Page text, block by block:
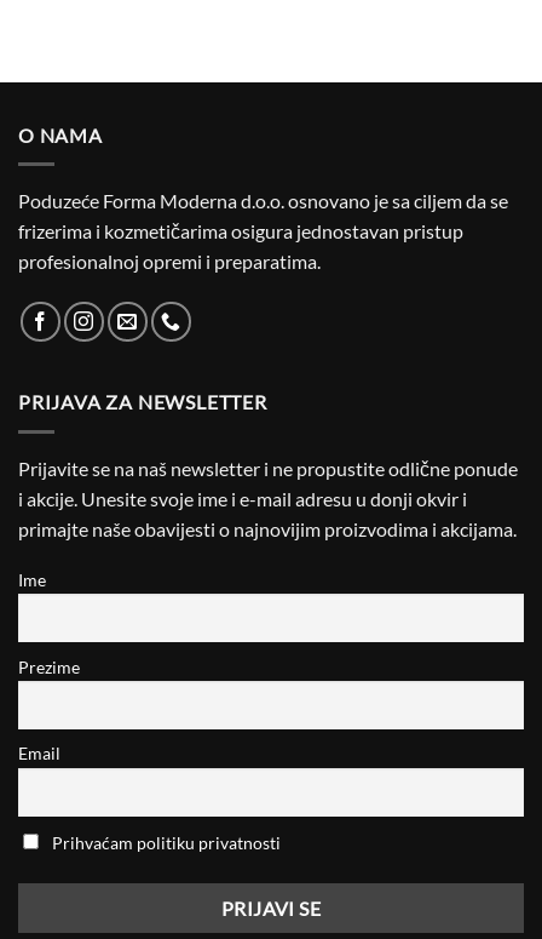
O NAMA
Poduzeće Forma Moderna d.o.o. osnovano je sa ciljem da se
frizerima i kozmetičarima osigura jednostavan pristup
profesionalnoj opremi i preparatima.
PRIJAVA ZA NEWSLETTER
Prijavite se na naš newsletter i ne propustite odlične ponude
i akcije. Unesite svoje ime i e-mail adresu u donji okvir i
primajte naše obavijesti o najnovijim proizvodima i akcijama.
Ime
Prezime
Email
Prihvaćam politiku privatnosti